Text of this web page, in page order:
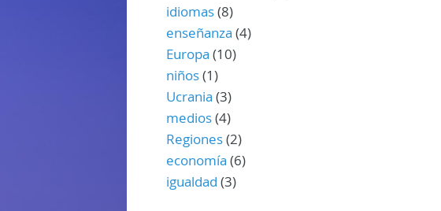
idiomas(8)
enseñanza (4)
Europa (10)
niños(1)
Ucrania (3)
medios(4)
Regiones(2)
economía (6)
igualdad (3)